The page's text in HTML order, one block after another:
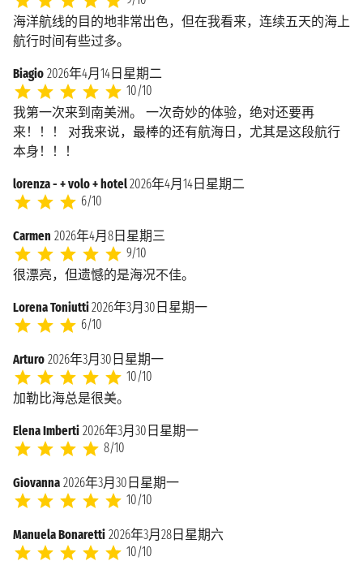
海洋航线的目的地非常出色，但在我看来，连续五天的海上
航行时间有些过多。
Biagio 2026年4月14日星期二
10/10
我第一次来到南美洲。 一次奇妙的体验，绝对还要再
来！！！ 对我来说，最棒的还有航海日，尤其是这段航行
本身！！！
lorenza - + volo + hotel2026年4月14日星期二
6/10
Carmen 2026年4月8日星期三
9/10
很漂亮，但遗憾的是海况不佳。
Lorena Toniutti2026年3月30日星期一
6/10
Arturo 2026年3月30日星期一
10/10
加勒比海总是很美。
Elena Imberti 2026年3月30日星期一
8/10
Giovanna 2026年3月30日星期一
10/10
Manuela Bonaretti 2026年3月28日星期六
10/10